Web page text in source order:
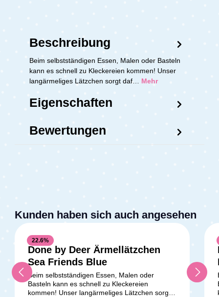
Beschreibung
Beim selbstständigen Essen, Malen oder Basteln
kann es schnell zu Kleckereien kommen! Unser
langärmeliges Lätzchen sorgt daf… Mehr
Eigenschaften
Bewertungen
Kunden haben sich auch angesehen
22.6%
Done by Deer Ärmellätzchen
Sea Friends Blue
Beim selbstständigen Essen, Malen oder
Basteln kann es schnell zu Kleckereien
kommen! Unser langärmeliges Lätzchen sorgt